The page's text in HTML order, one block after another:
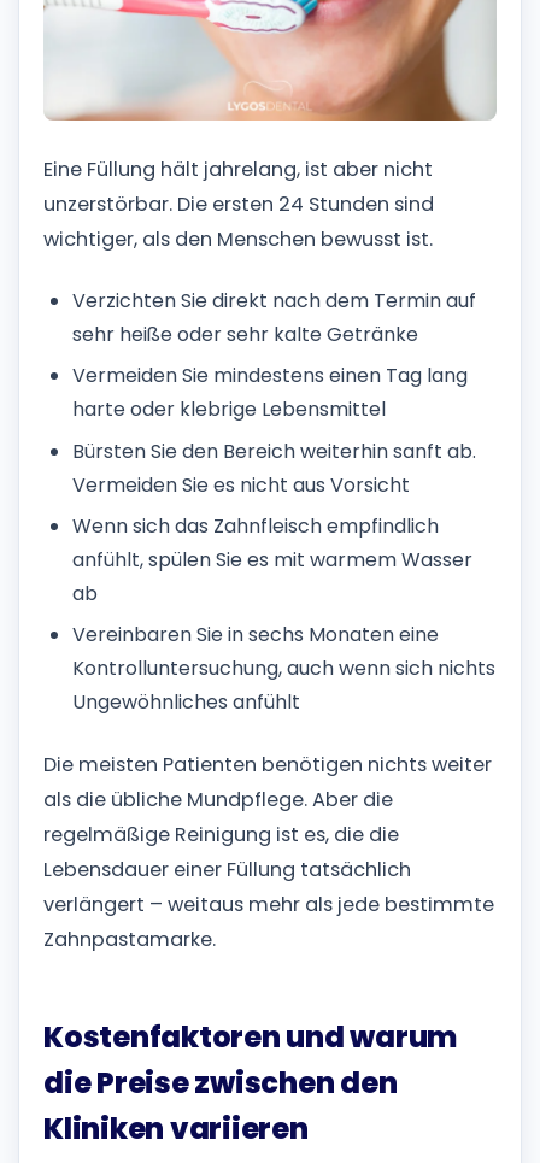
Eine Füllung hält jahrelang, ist aber nicht
unzerstörbar. Die ersten 24 Stunden sind
wichtiger, als den Menschen bewusst ist.
Verzichten Sie direkt nach dem Termin auf
sehr heiße oder sehr kalte Getränke
Vermeiden Sie mindestens einen Tag lang
harte oder klebrige Lebensmittel
Bürsten Sie den Bereich weiterhin sanft ab.
Vermeiden Sie es nicht aus Vorsicht
Wenn sich das Zahnfleisch empfindlich
anfühlt, spülen Sie es mit warmem Wasser
ab
Vereinbaren Sie in sechs Monaten eine
Kontrolluntersuchung, auch wenn sich nichts
Ungewöhnliches anfühlt
Die meisten Patienten benötigen nichts weiter
als die übliche Mundpflege. Aber die
regelmäßige Reinigung ist es, die die
Lebensdauer einer Füllung tatsächlich
verlängert – weitaus mehr als jede bestimmte
Zahnpastamarke.
Kostenfaktoren und warum
die Preise zwischen den
Kliniken variieren